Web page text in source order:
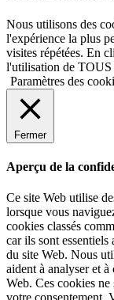
Nous utilisons des
l'expérience la plus
visites répétées. En
l'utilisation de TOUS
Paramètres des
Fermer
Aperçu de la
Ce site Web utilise
lorsque vous
cookies classés
car ils sont
du site Web. Nous
aident à analyser et
Web. Ces cookies